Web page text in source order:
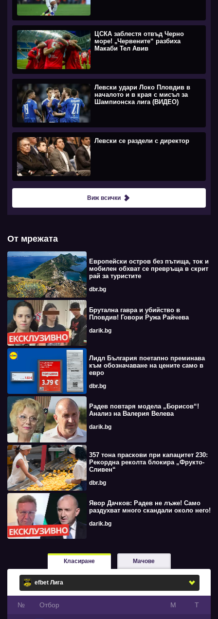
ЦСКА заблестя отвъд Черно
море! „Червените“ разбиха
Макаби Тел Авив
Левски удари Локо Пловдив в
началото и в края с мисъл за
Шампионска лига (ВИДЕО)
Левски се раздели с директор
Виж всички
От мрежата
Европейски остров без пътища, ток и
мобилен обхват се превръща в скрит
рай за туристите
dbr.bg
Брутална гавра и убийство в
Пловдив! Говори Ружа Райчева
darik.bg
Лидл България поетапно преминава
към обозначаване на цените само в
евро
dbr.bg
Радев повтаря модела „Борисов“!
Анализ на Валерия Велева
darik.bg
357 тона праскови при капацитет 230:
Рекордна реколта блокира „Фрукто-
Сливен“
dbr.bg
Явор Дачков: Радев не лъже! Само
раздухват много скандали около него!
darik.bg
Класиране Мачове
№ Oтбор М Т